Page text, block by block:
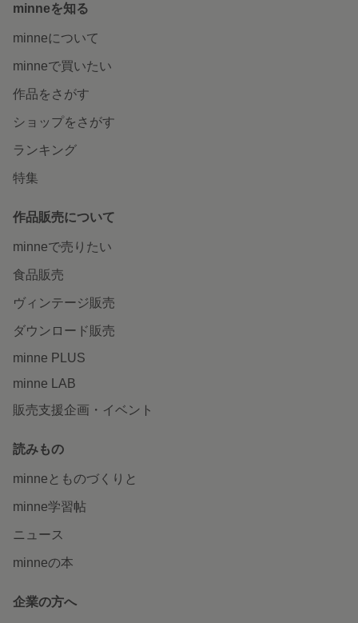
minneを知る
minneについて
minneで買いたい
作品をさがす
ショップをさがす
ランキング
特集
作品販売について
minneで売りたい
食品販売
ヴィンテージ販売
ダウンロード販売
minne PLUS
minne LAB
販売支援企画・イベント
読みもの
minneとものづくりと
minne学習帖
ニュース
minneの本
企業の方へ